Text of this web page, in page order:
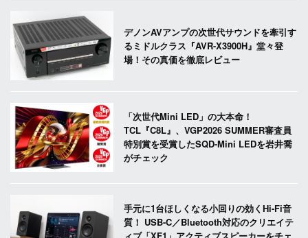
デノンAVアンプの次世代サウンドを牽引す
るミドルクラス『AVR-X3900H』堂々登
場！その真価を徹底レビュー
「次世代Mini LED」の大本命！
TCL『C8L』、VGP2026 SUMMER審査員
特別賞を受賞したSQD-Mini LEDを岩井喬
がチェック
手元に1台ほしくなる小回りの効くHi-Fi音
質！ USB-C／Bluetooth対応のクリエイテ